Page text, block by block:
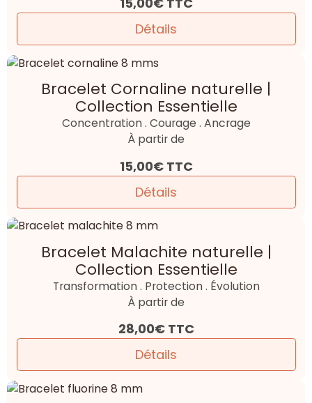
Détails
Bracelet Cornaline naturelle |
Collection Essentielle
Concentration . Courage . Ancrage
À partir de
15,00€ TTC
Détails
Bracelet Malachite naturelle |
Collection Essentielle
Transformation . Protection . Évolution
À partir de
28,00€ TTC
Détails